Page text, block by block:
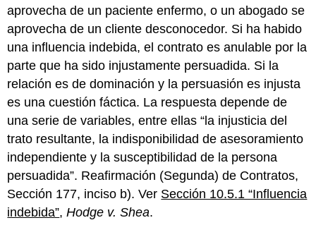
aprovecha de un paciente enfermo, o un abogado se
aprovecha de un cliente desconocedor. Si ha habido
una influencia indebida, el contrato es anulable por la
parte que ha sido injustamente persuadida. Si la
relación es de dominación y la persuasión es injusta
es una cuestión fáctica. La respuesta depende de
una serie de variables, entre ellas “la injusticia del
trato resultante, la indisponibilidad de asesoramiento
independiente y la susceptibilidad de la persona
persuadida”. Reafirmación (Segunda) de Contratos,
Sección 177, inciso b). Ver Sección 10.5.1 “Influencia
indebida”,Hodge v. Shea.